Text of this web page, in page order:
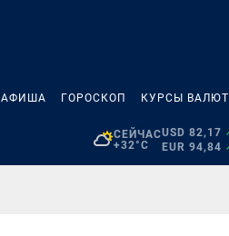
АФИША ГОРОСКОП КУРСЫ ВАЛЮТ
СЕЙЧАС
+32°C
USD 82,17
EUR 94,84